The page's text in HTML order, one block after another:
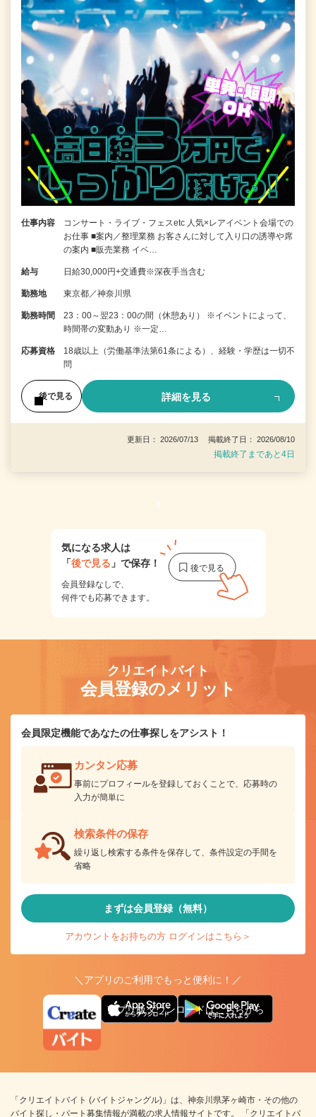
仕事内容
コンサート・ライブ・フェスetc 人気×レアイベント会場での
お仕事 ■案内／整理業務 お客さんに対して入り口の誘導や席
の案内 ■販売業務 イベ…
給与 日給30,000円+交通費※深夜手当含む
勤務地 東京都／神奈川県
勤務時間
23：00～翌23：00の間（休憩あり） ※イベントによって、
時間帯の変動あり ※一定…
応募資格
18歳以上（労働基準法第61条による）、経験・学歴は一切不
問
後で見る 詳細を見る
更新日： 2026/07/13 掲載終了日： 2026/08/10
掲載終了まであと4日
1
気になる求人は
「後で見る 」で保存！
会員登録なしで、
何件でも応募できます。
クリエイトバイト
会員登録のメリット
会員限定機能であなたの仕事探しをアシスト！
カンタン応募
事前にプロフィールを登録しておくことで、応募時の
入力が簡単に
検索条件の保存
繰り返し検索する条件を保存して、条件設定の手間を
省略
まずは会員登録（無料）
アカウントをお持ちの方 ログインはこちら＞
＼アプリのご利用でもっと便利に！／
アプリ版ダウンロードはこちらから
「クリエイトバイト (バイトジャングル)」は、神奈川県茅ヶ崎市・その他の
バイト探し・パート募集情報が満載の求人情報サイトです。 「クリエイトバ